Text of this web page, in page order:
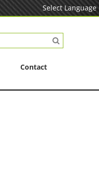
Select Language
Contact